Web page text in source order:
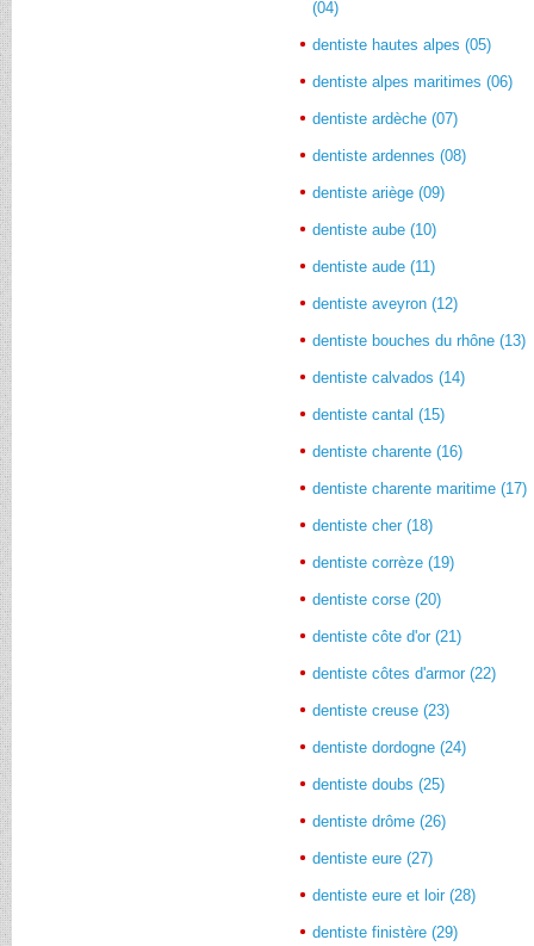
(04)
dentiste hautes alpes (05)
dentiste alpes maritimes (06)
dentiste ardèche (07)
dentiste ardennes (08)
dentiste ariège (09)
dentiste aube (10)
dentiste aude (11)
dentiste aveyron (12)
dentiste bouches du rhône (13)
dentiste calvados (14)
dentiste cantal (15)
dentiste charente (16)
dentiste charente maritime (17)
dentiste cher (18)
dentiste corrèze (19)
dentiste corse (20)
dentiste côte d'or (21)
dentiste côtes d'armor (22)
dentiste creuse (23)
dentiste dordogne (24)
dentiste doubs (25)
dentiste drôme (26)
dentiste eure (27)
dentiste eure et loir (28)
dentiste finistère (29)